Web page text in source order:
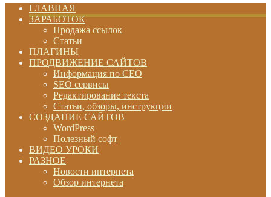
ГЛАВНАЯ
ЗАРАБОТОК
Продажа ссылок
Статьи
ПЛАГИНЫ
ПРОДВИЖЕНИЕ САЙТОВ
Информация по СЕО
SEO сервисы
Редактирование текста
Статьи, обзоры, инструкции
СОЗДАНИЕ САЙТОВ
WordPress
Полезный софт
ВИДЕО УРОКИ
РАЗНОЕ
Новости интернета
Обзор интернета